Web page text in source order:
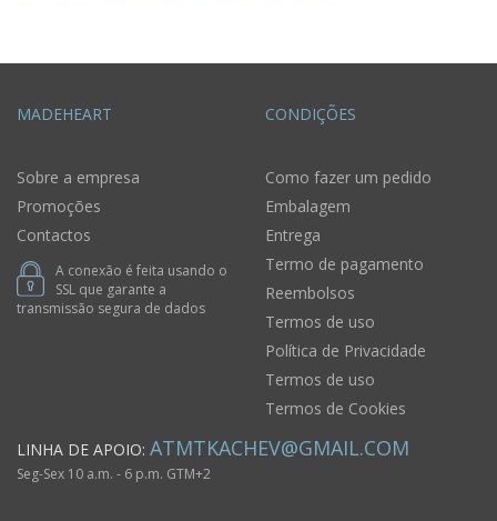
MADEHEART
Sobre a empresa
Promoções
Contactos
A conexão é feita usando o
SSL que garante a
transmissão segura de dados
CONDIÇÕES
Como fazer um pedido
Embalagem
Entrega
Termo de pagamento
Reembolsos
Termos de uso
Política de Privacidade
Termos de uso
Termos de Cookies
LINHA DE APOIO: ATMTKACHEV@GMAIL.COM
Seg-Sex 10 a.m. - 6 p.m. GTM+2